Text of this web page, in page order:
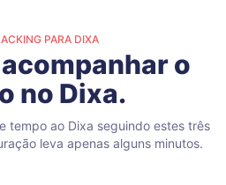
PARA DIXA
o
no Dixa.
tempo ao Dixa seguindo estes três
leva apenas alguns minutos.